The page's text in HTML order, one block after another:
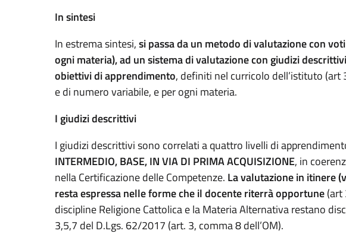
In sintesi
In estrema sintesi,si passa da un metodo di valutazione con
ogni materia), ad un sistema di valutazione con giudizi
obiettivi di apprendimento, definiti nel curricolo dell’istituto (art
e di numero variabile, e per ogni materia.
I giudizi descrittivi
I giudizi descrittivi sono correlati a quattro livelli di
INTERMEDIO, BASE, IN VIA DI PRIMA ACQUISIZIONE, in
nella Certificazione delle Competenze. La valutazione in itinere
resta espressa nelle forme che il docente riterrà opportune(art
discipline Religione Cattolica e la Materia Alternativa restano
3,5,7 del D.Lgs. 62/2017 (art. 3, comma 8 dell’OM).